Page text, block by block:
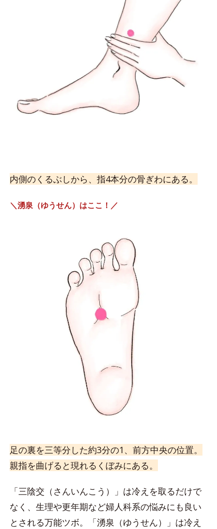
内側のくるぶしから、指4本分の骨ぎわにある。
＼湧泉（ゆうせん）はここ！／
足の裏を三等分した約3分の1、前方中央の位置。
親指を曲げると現れるくぼみにある。
「三陰交（さんいんこう）」は冷えを取るだけで
なく、生理や更年期など婦人科系の悩みにも良い
とされる万能ツボ。「湧泉（ゆうせん）」は冷え